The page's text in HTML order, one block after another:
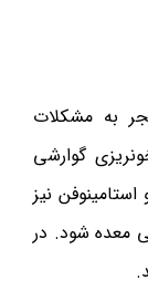
به مشکلات
گوارشی
نیز
معده شود. در